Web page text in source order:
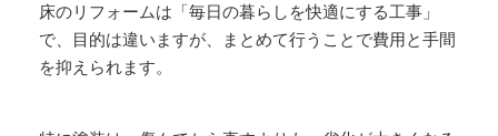
床のリフォームは「毎日の暮らしを快適にする工事」
で、目的は違いますが、まとめて行うことで費用と手間
を抑えられます。